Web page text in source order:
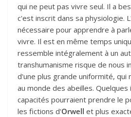
qui ne peut pas vivre seul. Il a
c'est inscrit dans sa physiologie.
nécessaire pour apprendre à
vivre. Il est en même temps
ressemble intégralement à un
transhumanisme risque de nous
d'une plus grande uniformité,
au monde des abeilles.
capacités pourraient prendre le
les fictions d'Orwell et plus